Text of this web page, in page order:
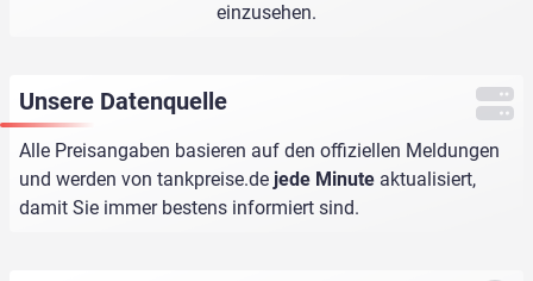
einzusehen.
Unsere Datenquelle
Alle Preisangaben basieren auf den offiziellen Meldungen
und werden von tankpreise.de jede Minute aktualisiert,
damit Sie immer bestens informiert sind.